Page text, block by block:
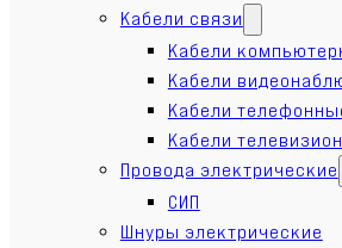
Кабели связи
Кабели
Кабели
Кабели
Кабели
Провода электрические
СИП
Шнуры электрические